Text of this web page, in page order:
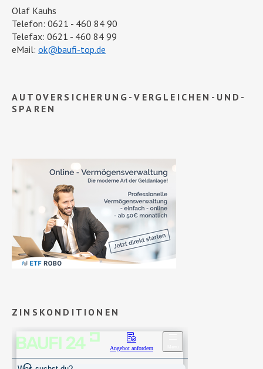
Olaf Kauhs
Telefon: 0621 - 460 84 90
Telefax: 0621 - 460 84 99
eMail: ok@baufi-top.de
AUTOVERSICHERUNG-VERGLEICHEN-UND-
SPAREN
ZINSKONDITIONEN